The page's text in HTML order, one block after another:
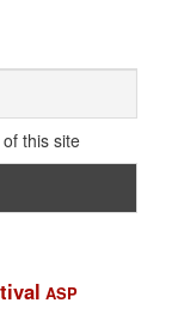
this site
ASP